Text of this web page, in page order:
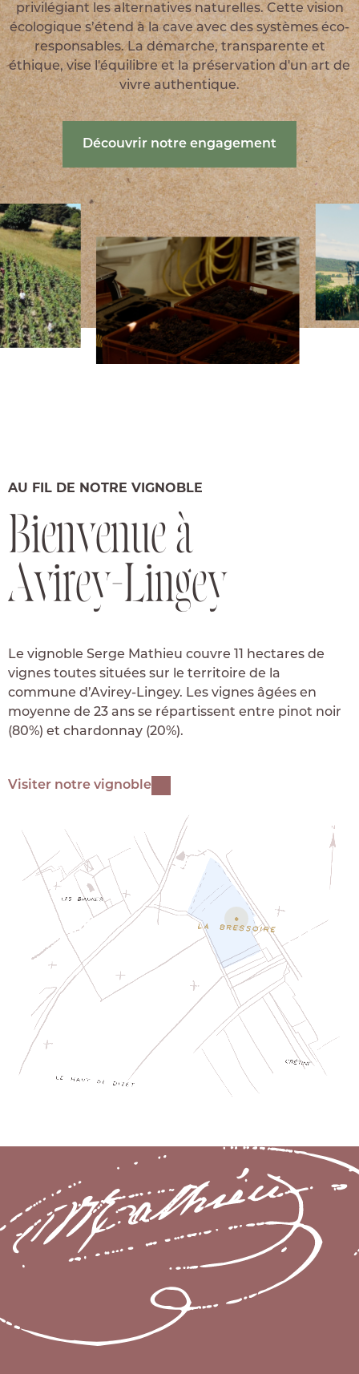
privilégiant les alternatives naturelles. Cette vision
écologique s’étend à la cave avec des systèmes éco-
responsables. La démarche, transparente et
éthique, vise l'équilibre et la préservation d'un art de
vivre authentique.
Découvrir notre engagement
AU FIL DE NOTRE VIGNOBLE
Bienvenue à
Avirey-Lingey
Le vignoble Serge Mathieu couvre 11 hectares de
vignes toutes situées sur le territoire de la
commune d’Avirey-Lingey. Les vignes âgées en
moyenne de 23 ans se répartissent entre pinot noir
(80%) et chardonnay (20%).
Visiter notre vignoble